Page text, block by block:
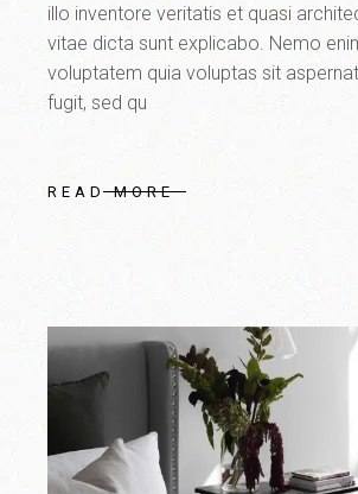
illo inventore veritatis et quasi
vitae dicta sunt explicabo. Nemo
voluptatem quia voluptas sit
fugit, sed qu
READ MORE